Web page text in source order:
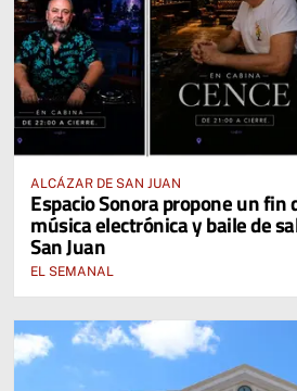
ALCÁZAR DE SAN JUAN
Espacio Sonora propone un fin
música electrónica y baile de
San Juan
EL SEMANAL